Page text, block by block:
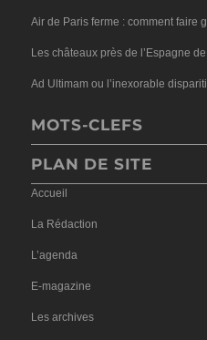
Air de Paris ferme : comment faire
Les châteaux près de l’Espagne
Ad Ultimam ou l’inexorable
MOTS-CLEFS
PLAN DE SITE
Accueil
La Rédaction
L’agenda
E-magazine
Les archives